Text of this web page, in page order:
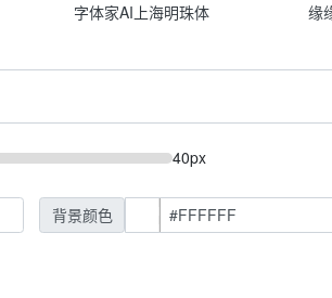
字体家AI上海明珠体 缘
40px
背景颜色